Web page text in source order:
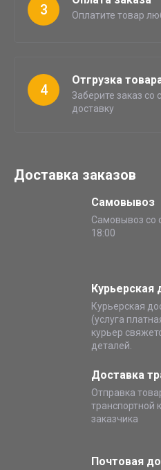
3 Оплатите товар
4
Отгрузка
Заберите заказ со
доставку
Доставка заказов
Самовывоз
Самовывоз со
18:00
Курьерская
Курьерская
(услуга
курьер
деталей.
Доставка
Отправка
транспортной
заказчика
Почтовая